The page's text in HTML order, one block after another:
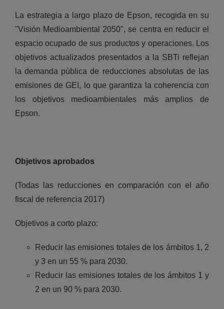
La estrategia a largo plazo de Epson, recogida en su
"Visión Medioambiental 2050", se centra en reducir el
espacio ocupado de sus productos y operaciones. Los
objetivos actualizados presentados a la SBTi reflejan
la demanda pública de reducciones absolutas de las
emisiones de GEI, lo que garantiza la coherencia con
los objetivos medioambientales más amplios de
Epson.
Objetivos aprobados
(Todas las reducciones en comparación con el año
fiscal de referencia 2017)
Objetivos a corto plazo:
Reducir las emisiones totales de los ámbitos 1, 2
y 3 en un 55 % para 2030.
Reducir las emisiones totales de los ámbitos 1 y
2 en un 90 % para 2030.